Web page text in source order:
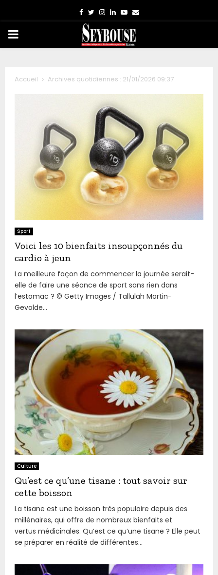
Facebook
TwitterInstagram
LinkedinYoutube
Email
PRIMARY
Accueil Archives quotidiennes : 21/01/2026 09:37
Sport
Voici les 10 bienfaits insoupçonnés du
cardio à jeun
La meilleure façon de commencer la journée serait-
elle de faire une séance de sport sans rien dans
l’estomac ? © Getty Images / Tallulah Martin-
Gevolde...
Culture
Qu’est ce qu’une tisane : tout savoir sur
cette boisson
La tisane est une boisson très populaire depuis des
millénaires, qui offre de nombreux bienfaits et
vertus médicinales. Qu’est ce qu’une tisane ? Elle peut
se préparer en réalité de différentes...